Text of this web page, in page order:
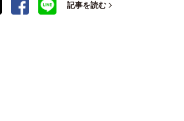
記事を読む